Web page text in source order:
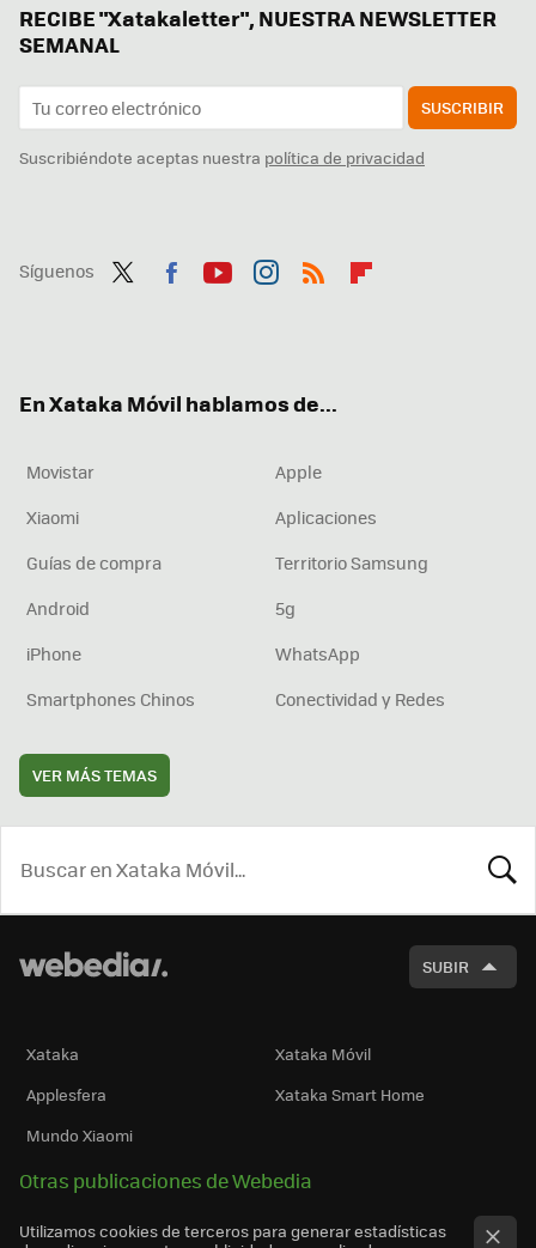
RECIBE "Xatakaletter", NUESTRA NEWSLETTER
SEMANAL
SUSCRIBIR
Suscribiéndote aceptas nuestra política de privacidad
Síguenos
En Xataka Móvil hablamos de...
Movistar
Apple
Xiaomi
Aplicaciones
Guías de compra
Territorio Samsung
Android
5g
iPhone
WhatsApp
Smartphones Chinos
Conectividad y Redes
VER MÁS TEMAS
SUBIR
Xataka
Xataka Móvil
Applesfera
Xataka Smart Home
Mundo Xiaomi
Otras publicaciones de Webedia
Utilizamos cookies de terceros para generar estadísticas